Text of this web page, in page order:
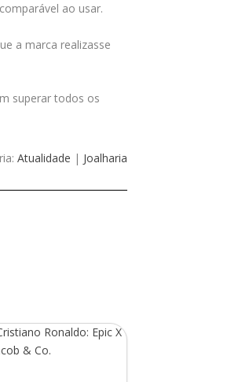
ao usar.
a marca realizasse
superar todos os
Atualidade | Joalharia